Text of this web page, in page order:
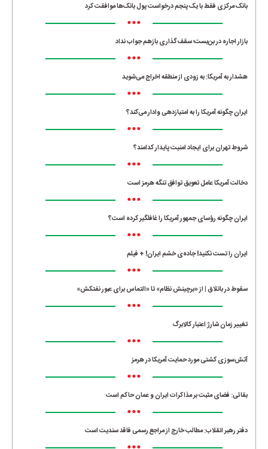
بانک مرکزی فقط با یک‌ پنجم درخواست پول بانک‌ها موافقت کرد
•••
بازار اجاره در بن‌بست؛ سقف‌گذاری بازهم جواب نداد
•••
هشدار به آمریکا: به زودی از منطقه اخراج می‌شوید
•••
ایران چگونه آمریکا را به امتیازدهی وادار می‌کند؟
•••
شروط تهران برای ایجاد امنیت پایدار کدامند؟
•••
دخالت آمریکا عامل تعویق توافق تنگه هرمز است
•••
ایران چگونه رؤسای جمهور آمریکا را غافلگیر کرده است؟
•••
ایران را تست نکنید! جاده‌ی خشم ایران! + فیلم
•••
سقوط در باتلاق | از «برچینش نظام» تا «التماس برای عبور نفتکش»
•••
تغییر زمان شارژ اعتبار کالابرگ
•••
آتش‌سوزی کشتی مورد حمایت آمریکا در هرمز
•••
بقائی: فضای مثبت بر مذاکرات ایران و عمان حاکم است
•••
دفتر رهبر انقلاب: مطالب خارج از مراجع رسمی فاقد سندیت است